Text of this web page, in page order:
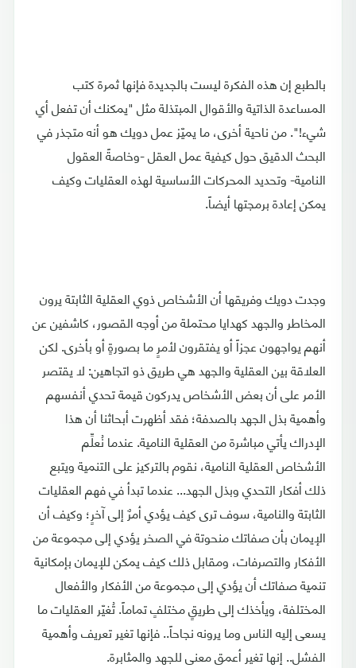
بالطبع إن هذه الفكرة ليست بالجديدة فإنها ثمرة كتب
المساعدة الذاتية والأقوال المبتذلة مثل "يمكنك أن تفعل أي
شيء!". من ناحية أخرى، ما يميّز عمل دويك هو أنه متجذر في
البحث الدقيق حول كيفية عمل العقل -وخاصةً العقول
النامية- وتحديد المحركات الأساسية لهذه العقليات وكيف
يمكن إعادة برمجتها أيضاً.
وجدت دويك وفريقها أن الأشخاص ذوي العقلية الثابتة يرون
المخاطر والجهد كهدايا محتملة من أوجه القصور، كاشفين عن
أنهم يواجهون عجزاً أو يفتقرون لأمرٍ ما بصورةٍ أو بأخرى. لكن
العلاقة بين العقلية والجهد هي طريق ذو اتجاهين: لا يقتصر
الأمر على أن بعض الأشخاص يدركون قيمة تحدي أنفسهم
وأهمية بذل الجهد بالصدفة؛ فقد أظهرت أبحاثنا أن هذا
الإدراك يأتي مباشرة من العقلية النامية. عندما نُعلِّم
الأشخاص العقلية النامية، نقوم بالتركيز على التنمية ويتبع
ذلك أفكار التحدي وبذل الجهد... عندما تبدأ في فهم العقليات
الثابتة والنامية، سوف ترى كيف يؤدي أمرٌ إلى آخرٍ؛ وكيف أن
الإيمان بأن صفاتك منحوتة في الصخر يؤدي إلى مجموعة من
الأفكار والتصرفات، ومقابل ذلك كيف يمكن للإيمان بإمكانية
تنمية صفاتك أن يؤدي إلى مجموعة من الأفكار والأفعال
المختلفة، ويأخذك إلى طريقٍ مختلفٍ تماماً. تُغيّر العقليات ما
يسعى إليه الناس وما يرونه نجاحاً.. فإنها تغير تعريف وأهمية
الفشل.. إنها تغير أعمق معنى للجهد والمثابرة.